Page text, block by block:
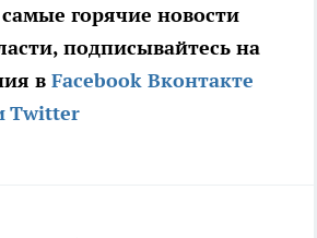
горячие новости
подписывайтесь на
в Facebook Вконтакте
Twitter